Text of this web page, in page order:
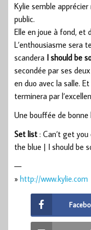
Kylie semble
public.
Elle en joue à fond, et
L’enthousiasme sera
scandera I should be
secondée par ses
en duo avec la salle.
terminera par
Une bouffée de bonne
Set list : Can’t get
the blue | I should be
—
» http://www.kylie.com